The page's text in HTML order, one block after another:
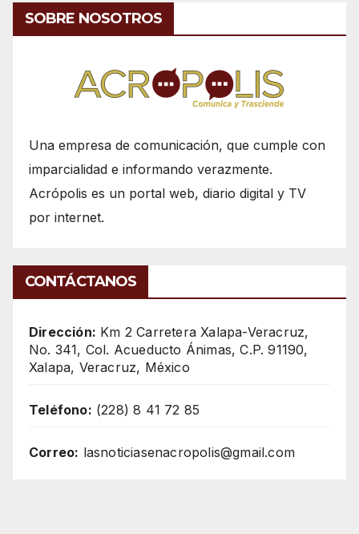
SOBRE NOSOTROS
Una empresa de comunicación, que cumple con
imparcialidad e informando verazmente.
Acrópolis es un portal web, diario digital y TV
por internet.
CONTÁCTANOS
Dirección: Km 2 Carretera Xalapa-Veracruz,
No. 341, Col. Acueducto Ánimas, C.P. 91190,
Xalapa, Veracruz, México
Teléfono: (228) 8 41 72 85
Correo: lasnoticiasenacropolis@gmail.com